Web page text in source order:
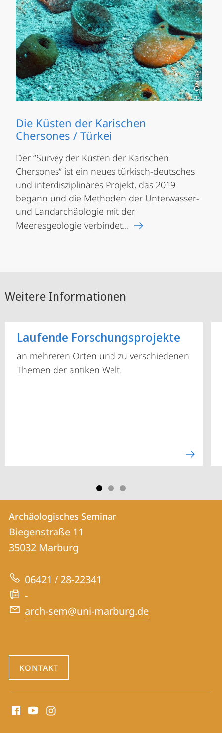
H. Özdaş
Die Küsten der Karischen
Chersones / Türkei
Der “Survey der Küsten der Karischen
Chersones“ ist ein neues türkisch-deutsches
und interdisziplinäres Projekt, das 2019
begann und die Methoden der Unterwasser-
und Landarchäologie mit der
Meeresgeologie verbindet...
Weitere Informationen
Laufende Forschungsprojekte
an mehreren Orten und zu verschiedenen
Themen der antiken Welt.
Kontakt
und
Informationen
zur
Website
Kontaktinformationen
Archäologisches
Seminar
Archäologisches Seminar
Biegenstraße 11
35032 Marburg
06421 / 28-22341
-
arch-sem@uni-marburg.de
KONTAKT
Media